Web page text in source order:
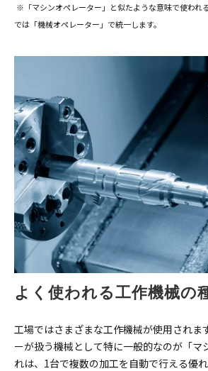
※「マシンオペレーター」と似たような意味で使われ
では「機械オペレーター」で統一します。
よく使われる工作機械の
工場ではさまざまな工作機械が使用されま
ーが扱う機械として特に一般的なのが「マ
れは、1台で複数の加工を自動で行える優れ